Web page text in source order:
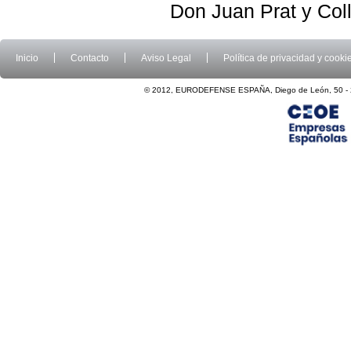
Don Juan Prat y Coll
Inicio Contacto Aviso Legal Política de privacidad y
© 2012, EURODEFENSE ESPAÑA, Diego de León, 50